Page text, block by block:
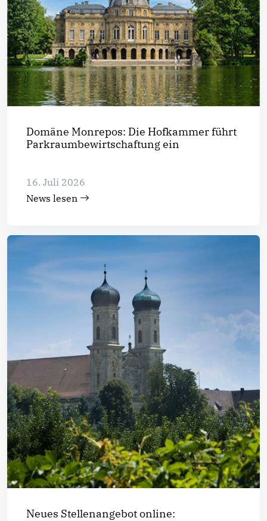
Domäne Monrepos: Die Hofkammer führt
Parkraumbewirtschaftung ein
16. Juli 2026
News lesen
Neues Stellenangebot online: